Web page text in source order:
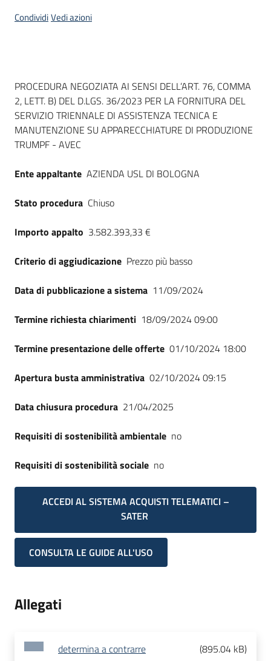
CondividiVedi azioni
Dati del bando
PROCEDURA NEGOZIATA AI SENSI DELL’ART. 76, COMMA
2, LETT. B) DEL D.LGS. 36/2023 PER LA FORNITURA DEL
SERVIZIO TRIENNALE DI ASSISTENZA TECNICA E
MANUTENZIONE SU APPARECCHIATURE DI PRODUZIONE
TRUMPF - AVEC
Ente appaltante AZIENDA USL DI BOLOGNA
Stato procedura Chiuso
Importo appalto 3.582.393,33 €
Criterio di aggiudicazione Prezzo più basso
Data di pubblicazione a sistema 11/09/2024
Termine richiesta chiarimenti 18/09/2024 09:00
Termine presentazione delle offerte 01/10/2024 18:00
Apertura busta amministrativa 02/10/2024 09:15
Data chiusura procedura 21/04/2025
Requisiti di sostenibilità ambientale no
Requisiti di sostenibilità sociale no
ACCEDI AL SISTEMA ACQUISTI TELEMATICI –
SATER
CONSULTA LE GUIDE ALL'USO
Allegati
determina a contrarre (895.04 kB)